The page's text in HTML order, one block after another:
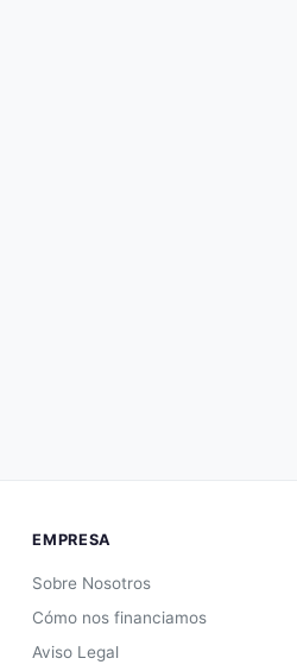
EMPRESA
Sobre Nosotros
Cómo nos financiamos
Aviso Legal